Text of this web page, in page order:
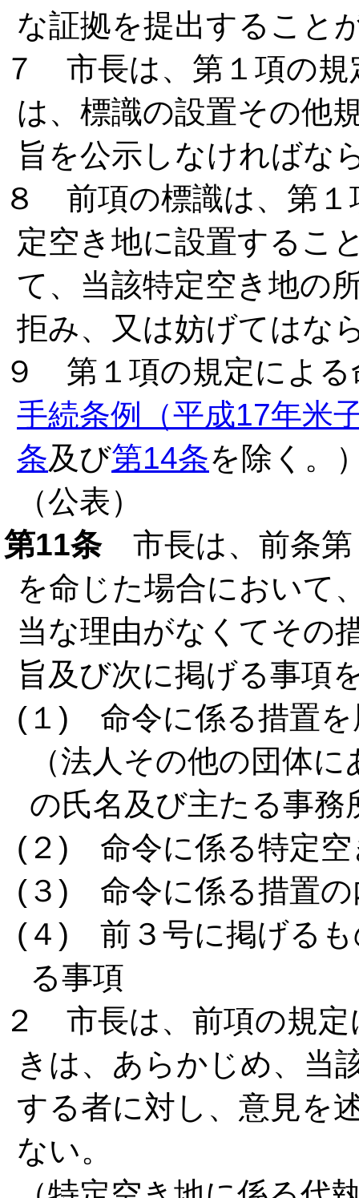
な証拠を提出すること
７ 市長は、第１項の規
は、標識の設置その他
旨を公示しなければな
８ 前項の標識は、第１
定空き地に設置するこ
て、当該特定空き地の
拒み、又は妨げてはな
９ 第１項の規定による
手続条例（平成17年米
条及び第14条を除く。
（公表）
第11条市長は、前条第
を命じた場合において
当な理由がなくてその
旨及び次に掲げる事項
(１) 命令に係る措置を
（法人その他の団体
の氏名及び主たる事務
(２) 命令に係る特定空
(３) 命令に係る措置の
(４) 前３号に掲げるも
る事項
２ 市長は、前項の規定
きは、あらかじめ、当
する者に対し、意見を
ない。